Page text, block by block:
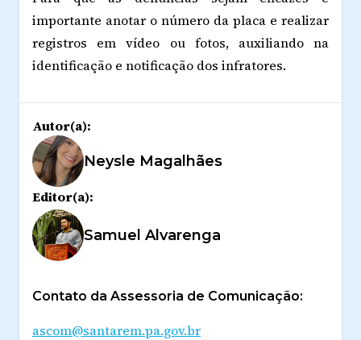
importante anotar o número da placa e realizar
registros em vídeo ou fotos, auxiliando na
identificação e notificação dos infratores.
Autor(a):
Neysle Magalhães
Editor(a):
Samuel Alvarenga
Contato da Assessoria de Comunicação:
ascom@santarem.pa.gov.br